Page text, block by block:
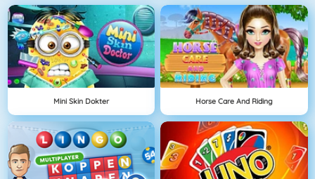
Mini Skin Dokter Horse Care And Riding